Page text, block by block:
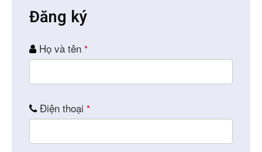
Đăng ký
Business
Email
Họ và tên *
Điện thoại *